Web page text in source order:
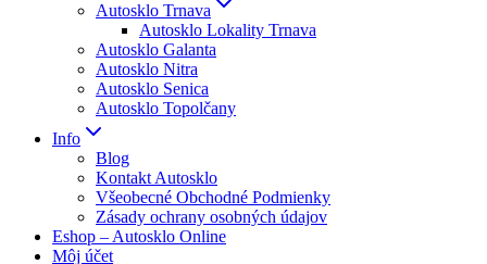
Autosklo Trnava
Autosklo Lokality Trnava
Autosklo Galanta
Autosklo Nitra
Autosklo Senica
Autosklo Topolčany
Info
Blog
Kontakt Autosklo
Všeobecné Obchodné Podmienky
Zásady ochrany osobných údajov
Eshop – Autosklo Online
Môj účet